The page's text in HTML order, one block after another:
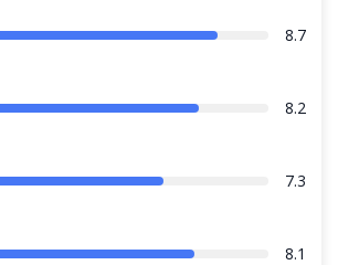
8.7
8.2
7.3
8.1